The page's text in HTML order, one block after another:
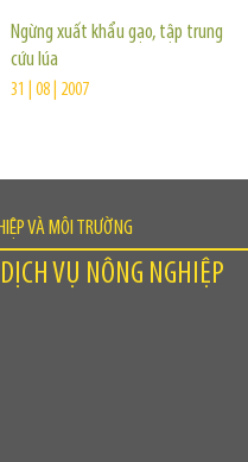
Ngừng xuất khẩu gạo, tập trung
cứu lúa
31 | 08 | 2007
VÀ MÔI TRƯỜNG
VỤ NÔNG NGHIỆP